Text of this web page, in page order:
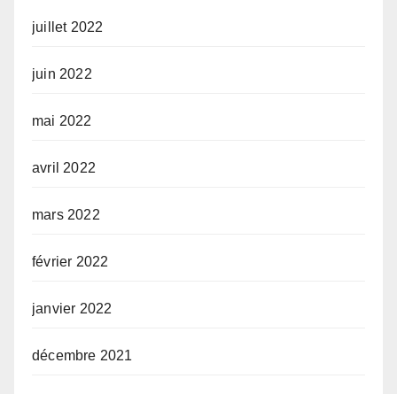
juillet 2022
juin 2022
mai 2022
avril 2022
mars 2022
février 2022
janvier 2022
décembre 2021